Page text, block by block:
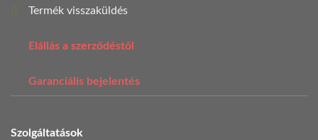
Termék visszaküldés
Elállás a szerződéstől
Garanciális bejelentés
Szolgáltatások